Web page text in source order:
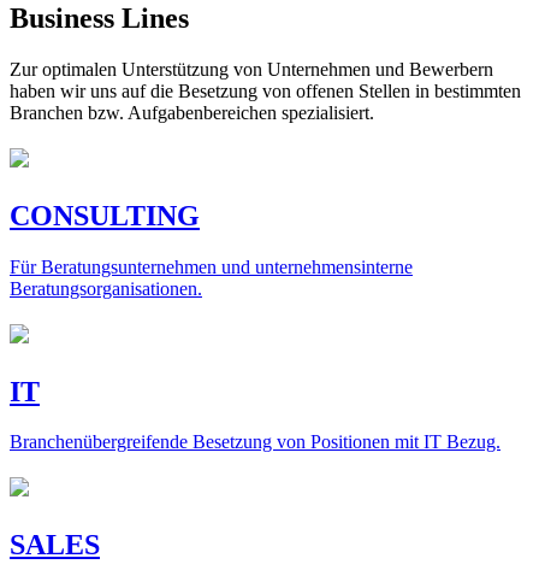
Business Lines
Zur optimalen Unterstützung von Unternehmen und Bewerbern
haben wir uns auf die Besetzung von offenen Stellen in bestimmten
Branchen bzw. Aufgabenbereichen spezialisiert.
CONSULTING
Für Beratungsunternehmen und unternehmensinterne
Beratungsorganisationen.
IT
Branchenübergreifende Besetzung von Positionen mit IT Bezug.
SALES